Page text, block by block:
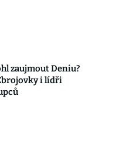
zaujmout Deniu?
i lídři